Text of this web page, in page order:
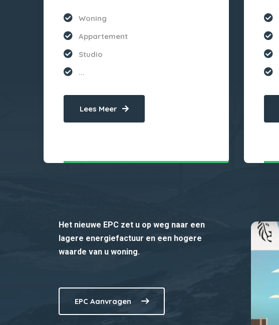
Woning
Appartement
Studio
...
Lees Meer
Het nieuwe EPC zet u op weg naar een
lagere energiefactuur en een hogere
waarde van u woning.
EPC Aanvragen